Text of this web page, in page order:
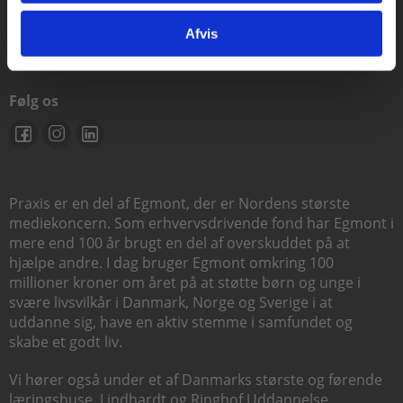
Afvis
Følg os
Praxis er en del af Egmont, der er Nordens største
mediekoncern. Som erhvervsdrivende fond har Egmont i
mere end 100 år brugt en del af overskuddet på at
hjælpe andre. I dag bruger Egmont omkring 100
millioner kroner om året på at støtte børn og unge i
svære livsvilkår i Danmark, Norge og Sverige i at
uddanne sig, have en aktiv stemme i samfundet og
skabe et godt liv.
Vi hører også under et af Danmarks største og førende